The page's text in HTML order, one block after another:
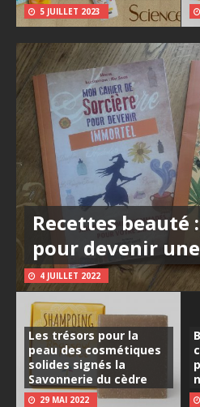
5 JUILLET 2023
Recettes beauté
pour devenir
4 JUILLET 2022
Les trésors pour la
peau des cosmétiques
solides signés la
Savonnerie du cèdre
29 MAI 2022